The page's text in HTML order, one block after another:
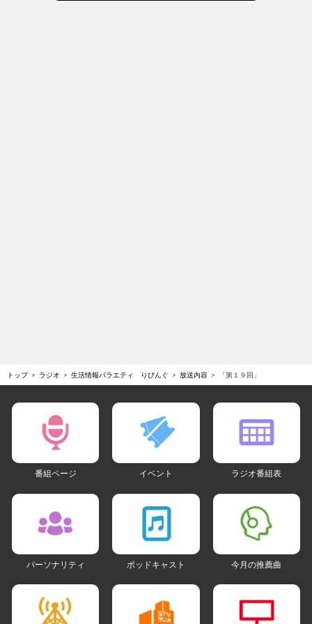
トップ ラジオ 生活情報バラエティ りびんぐ 放送内容 「第１９回」
番組ページ イベント ラジオ番組表
パーソナリティ ポッドキャスト 今月の推薦曲